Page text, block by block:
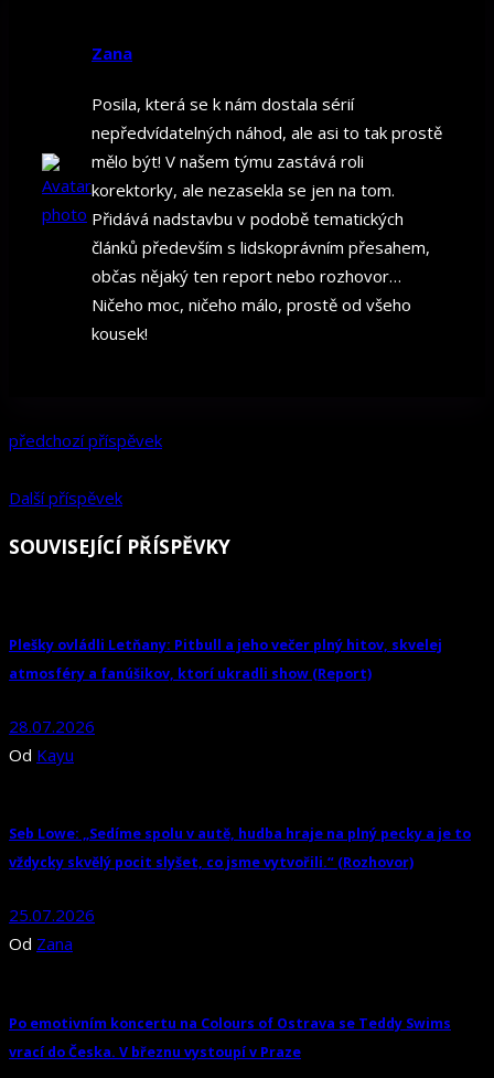
Zana
Posila, která se k nám dostala sérií
nepředvídatelných náhod, ale asi to tak prostě
mělo být! V našem týmu zastává roli
korektorky, ale nezasekla se jen na tom.
Přidává nadstavbu v podobě tematických
článků především s lidskoprávním přesahem,
občas nějaký ten report nebo rozhovor…
Ničeho moc, ničeho málo, prostě od všeho
kousek!
předchozí příspěvek
Další příspěvek
SOUVISEJÍCÍ PŘÍSPĚVKY
Plešky ovládli Letňany: Pitbull a jeho večer plný hitov, skvelej
atmosféry a fanúšikov, ktorí ukradli show (Report)
28.07.2026
Od Kayu
Seb Lowe: „Sedíme spolu v autě, hudba hraje na plný pecky a je to
vždycky skvělý pocit slyšet, co jsme vytvořili.“ (Rozhovor)
25.07.2026
Od Zana
Po emotivním koncertu na Colours of Ostrava se Teddy Swims
vrací do Česka. V březnu vystoupí v Praze